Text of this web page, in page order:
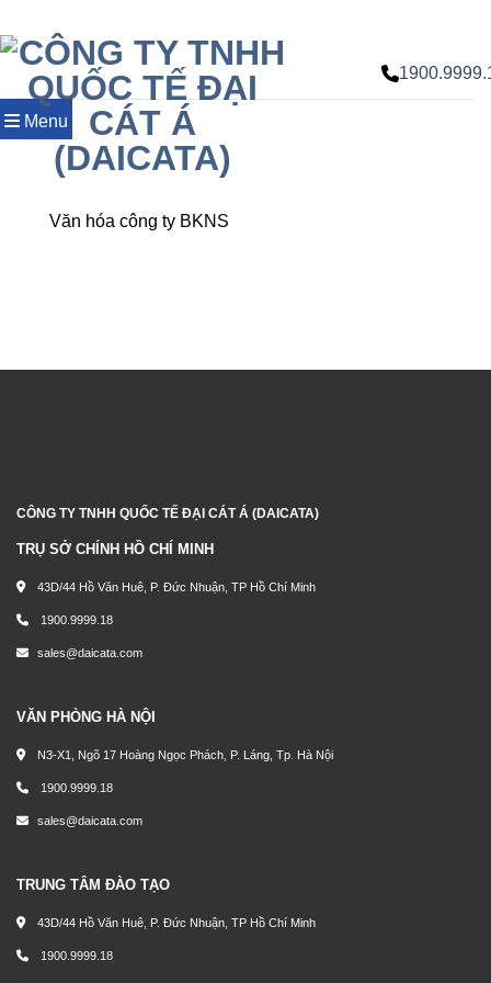
đến
nội
dung
Menu
Văn hóa công ty BKNS
CÔNG TY TNHH QUỐC TẾ ĐẠI CÁT Á (DAICATA)
TRỤ SỞ CHÍNH HỒ CHÍ MINH
43D/44 Hồ Văn Huê, P. Đức Nhuận, TP Hồ Chí Minh
1900.9999.18
sales@daicata.com
VĂN PHÒNG HÀ NỘI
N3-X1, Ngõ 17 Hoàng Ngọc Phách, P. Láng, Tp. Hà Nội
1900.9999.18
sales@daicata.com
TRUNG TÂM ĐÀO TẠO
43D/44 Hồ Văn Huê, P. Đức Nhuận, TP Hồ Chí Minh
1900.9999.18